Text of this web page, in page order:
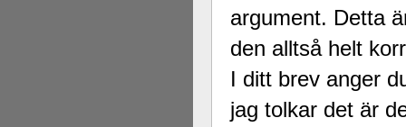
argument. Detta
den alltså helt
I ditt brev anger
jag tolkar det är